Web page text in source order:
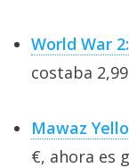
World War
costaba
Mawaz
€, ahora es